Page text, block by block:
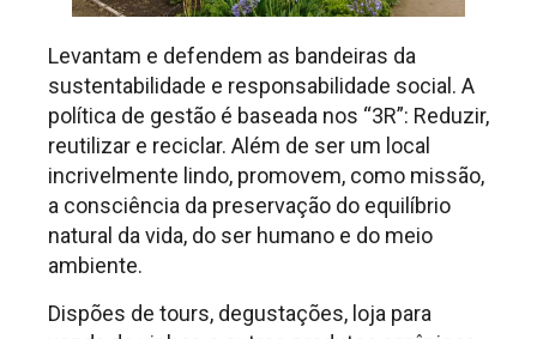
Levantam e defendem as bandeiras da
sustentabilidade e responsabilidade social. A
política de gestão é baseada nos “3R”: Reduzir,
reutilizar e recic lar. Além de ser um local
incrivelmente lindo, promovem, como missão,
a consciência da preservação do equilíbrio
natural da vida, do ser humano e do meio
ambiente.
Dispões de tours, degustações, loja para